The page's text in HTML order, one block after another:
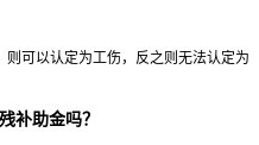
可以认定为工伤，反之则无法认定为
补助金吗？